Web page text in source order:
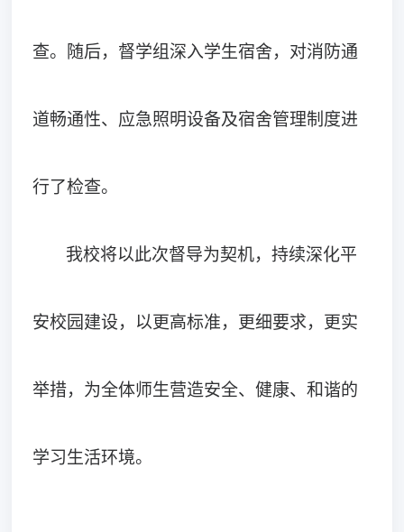
查。随后，督学组深入学生宿舍，对消防通
道畅通性、应急照明设备及宿舍管理制度进
行了检查。
我校将以此次督导为契机，持续深化平
安校园建设，以更高标准，更细要求，更实
举措，为全体师生营造安全、健康、和谐的
学习生活环境。